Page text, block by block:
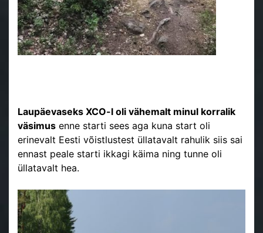
Laupäevaseks XCO-l oli vähemalt minul korralik
väsimus enne starti sees aga kuna start oli
erinevalt Eesti võistlustest üllatavalt rahulik siis sai
ennast peale starti ikkagi käima ning tunne oli
üllatavalt hea.